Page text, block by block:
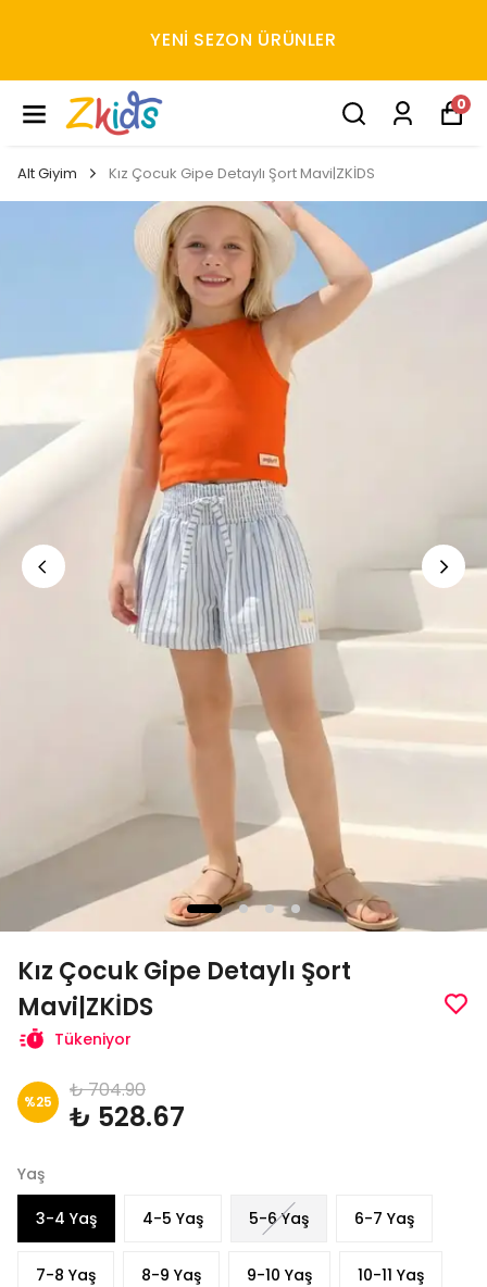
YENI SEZON ÜRÜNLER
0
Alt Giyim Kız Çocuk Gipe Detaylı Şort Mavi|ZKİDS
Kız Çocuk Gipe Detaylı Şort
Mavi|ZKİDS
Tükeniyor
%25 ₺ 704.90
₺ 528.67
Yaş
3-4 Yaş 4-5 Yaş 5-6 Yaş 6-7 Yaş
7-8 Yaş 8-9 Yaş 9-10 Yaş 10-11 Yaş